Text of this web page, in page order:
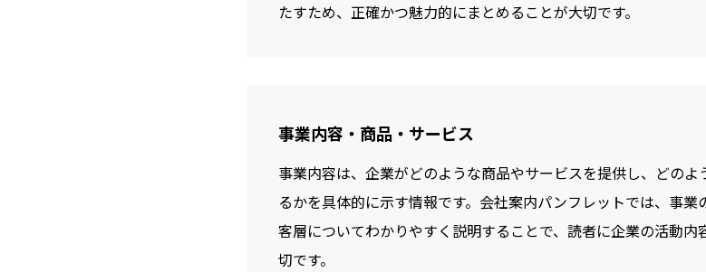
たすため、正確かつ魅力的にまとめることが大切です。
事業内容・商品・サービス
事業内容は、企業がどのような商品やサービスを提供し、どの
るかを具体的に示す情報です。会社案内パンフレットでは、事
客層についてわかりやすく説明することで、読者に企業の活動
切です。